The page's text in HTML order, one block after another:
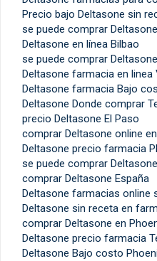
Precio bajo Deltasone sin
se puede comprar
Deltasone en línea Bilbao
se puede comprar
Deltasone farmacia en linea
Deltasone farmacia Bajo
Deltasone Donde comprar
precio Deltasone El Paso
comprar Deltasone online
Deltasone precio farmacia
se puede comprar
comprar Deltasone España
Deltasone farmacias online
Deltasone sin receta en
comprar Deltasone en
Deltasone precio farmacia
Deltasone Bajo costo